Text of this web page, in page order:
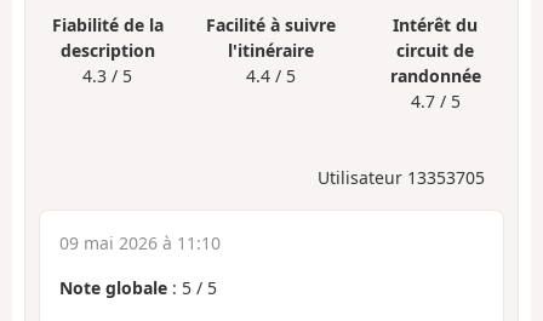
Fiabilité de la
description
4.3 / 5
Facilité à suivre
l'itinéraire
4.4 / 5
Intérêt du
circuit de
randonnée
4.7 / 5
Utilisateur 13353705
09 mai 2026 à 11:10
Note globale : 5 / 5